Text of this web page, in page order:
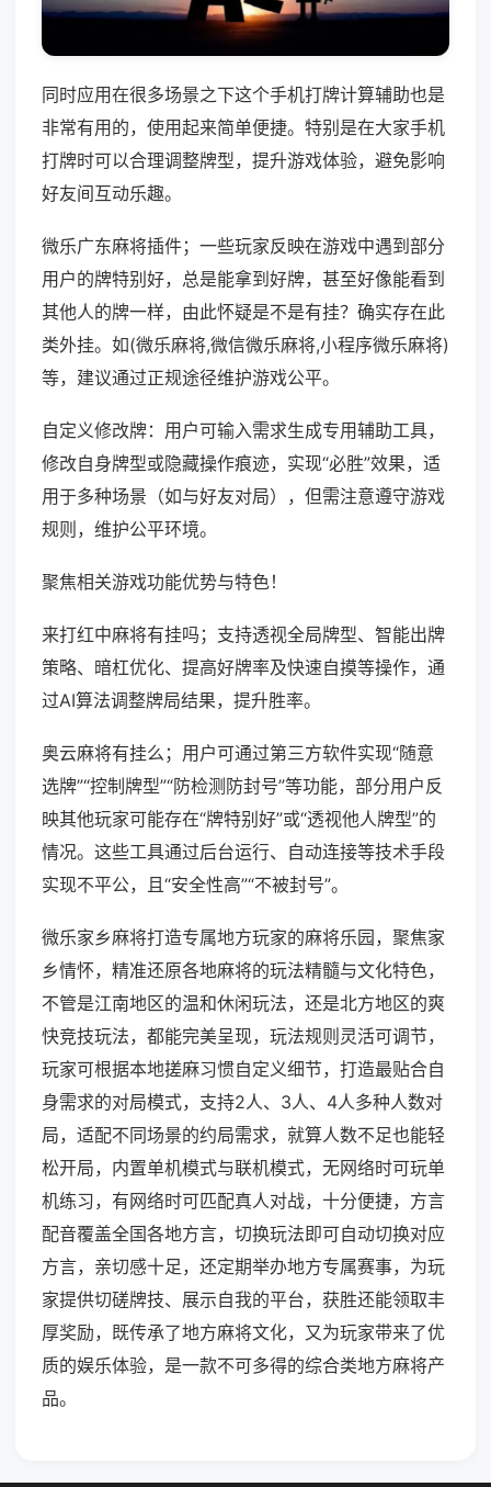
同时应用在很多场景之下这个手机打牌计算辅助也是
非常有用的，使用起来简单便捷。特别是在大家手机
打牌时可以合理调整牌型，提升游戏体验，避免影响
好友间互动乐趣。
微乐广东麻将插件；一些玩家反映在游戏中遇到部分
用户的牌特别好，总是能拿到好牌，甚至好像能看到
其他人的牌一样，由此怀疑是不是有挂？确实存在此
类外挂。如(微乐麻将,微信微乐麻将,小程序微乐麻将)
等，建议通过正规途径维护游戏公平。
自定义修改牌：用户可输入需求生成专用辅助工具，
修改自身牌型或隐藏操作痕迹，实现“必胜”效果，适
用于多种场景（如与好友对局），但需注意遵守游戏
规则，维护公平环境。
聚焦相关游戏功能优势与特色！
来打红中麻将有挂吗；支持透视全局牌型、智能出牌
策略、暗杠优化、提高好牌率及快速自摸等操作，通
过AI算法调整牌局结果，提升胜率。
奥云麻将有挂么；用户可通过第三方软件实现“随意
选牌”“控制牌型”“防检测防封号”等功能，部分用户反
映其他玩家可能存在“牌特别好”或“透视他人牌型”的
情况。这些工具通过后台运行、自动连接等技术手段
实现不平公，且“安全性高”“不被封号”。
微乐家乡麻将打造专属地方玩家的麻将乐园，聚焦家
乡情怀，精准还原各地麻将的玩法精髓与文化特色，
不管是江南地区的温和休闲玩法，还是北方地区的爽
快竞技玩法，都能完美呈现，玩法规则灵活可调节，
玩家可根据本地搓麻习惯自定义细节，打造最贴合自
身需求的对局模式，支持2人、3人、4人多种人数对
局，适配不同场景的约局需求，就算人数不足也能轻
松开局，内置单机模式与联机模式，无网络时可玩单
机练习，有网络时可匹配真人对战，十分便捷，方言
配音覆盖全国各地方言，切换玩法即可自动切换对应
方言，亲切感十足，还定期举办地方专属赛事，为玩
家提供切磋牌技、展示自我的平台，获胜还能领取丰
厚奖励，既传承了地方麻将文化，又为玩家带来了优
质的娱乐体验，是一款不可多得的综合类地方麻将产
品。